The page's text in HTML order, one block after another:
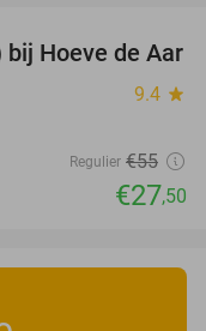
50%
Hoeve de Aar
9.4 star
Regulier €55
€27,50